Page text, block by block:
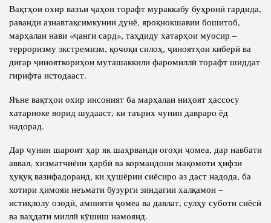
Вақтҳои охир вазъи ҷаҳон торафт мураккабу буҳронӣ гардида,
раванди азнавтақсимкунии дунё, яроқнокшавии бошитоб,
марҳалаи нави «ҷанги сард», таҳдиду хатарҳои муосир –
терроризму экстремизм, қочоқи силоҳ, ҷиноятҳои киберӣ ва
дигар ҷинояткориҳои муташаккили фаромиллӣ торафт шиддат
гирифта истодааст.
Яъне вақтҳои охир инсоният ба марҳалаи ниҳоят ҳассосу
хатарноке ворид шудааст, ки таърих чунин давраро ёд
надорад.
Дар чунин шароит ҳар як шаҳрванди огоҳи ҷомеа, дар навбати
аввал, хизматчиёни ҳарбӣ ва кормандони мақомоти ҳифзи
ҳуқуқ вазифадоранд, ки ҳушёрии сиёсиро аз даст надода, ба
хотири ҳимояи неъмати бузурги зиндагии халқамон –
истиқлолу озодӣ, амнияти ҷомеа ва давлат, сулҳу суботи сиёсӣ
ва ваҳдати миллӣ кӯшиш намоянд.